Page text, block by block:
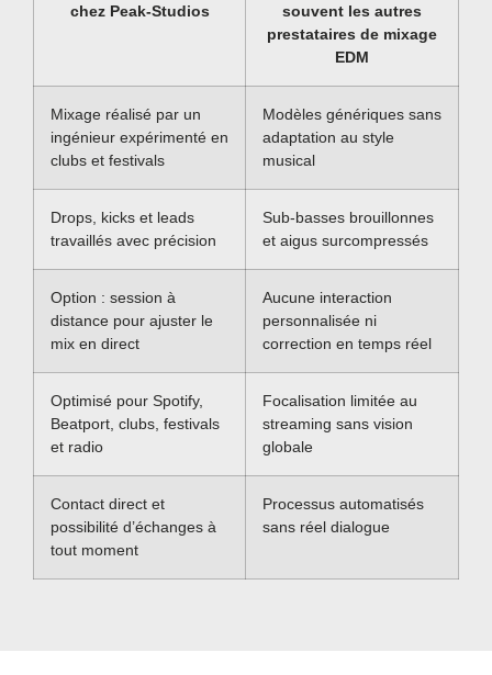
chez Peak-Studios
souvent les autres
prestataires de mixage
EDM
Mixage réalisé par un
ingénieur expérimenté en
clubs et festivals
Modèles génériques sans
adaptation au style
musical
Drops, kicks et leads
travaillés avec précision
Sub-basses brouillonnes
et aigus surcompressés
Option : session à
distance pour ajuster le
mix en direct
Aucune interaction
personnalisée ni
correction en temps réel
Optimisé pour Spotify,
Beatport, clubs, festivals
et radio
Focalisation limitée au
streaming sans vision
globale
Contact direct et
possibilité d’échanges à
tout moment
Processus automatisés
sans réel dialogue